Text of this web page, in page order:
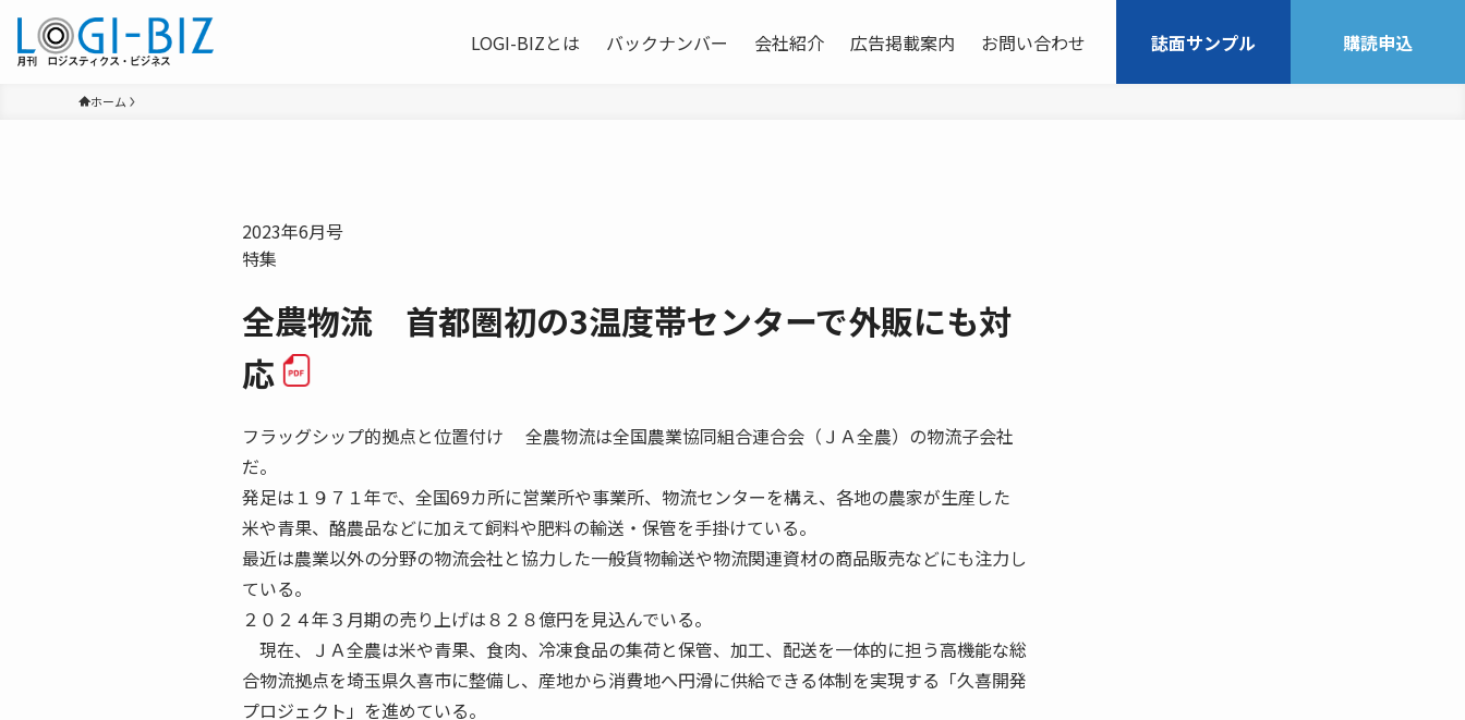
LOGI-BIZとは バックナンバー 会社紹介 広告掲載案内 お問い合わせ 誌面サンプル 購読申込
ホーム
2023年6月号
特集
全農物流 首都圏初の3温度帯センターで外販にも対
応
フラッグシップ的拠点と位置付け 全農物流は全国農業協同組合連合会（ＪＡ全農）の物流子会社
だ。
発足は１９７１年で、全国69カ所に営業所や事業所、物流センターを構え、各地の農家が生産した
米や青果、酪農品などに加えて飼料や肥料の輸送・保管を手掛けている。
最近は農業以外の分野の物流会社と協力した一般貨物輸送や物流関連資材の商品販売などにも注力し
ている。
２０２４年３月期の売り上げは８２８億円を見込んでいる。
現在、ＪＡ全農は米や青果、食肉、冷凍食品の集荷と保管、加工、配送を一体的に担う高機能な総
合物流拠点を埼玉県久喜市に整備し、産地から消費地へ円滑に供給できる体制を実現する「久喜開発
プロジェクト」を進めている。